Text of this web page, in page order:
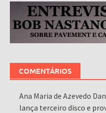
COMENTÁRIOS
Ana Maria de Azevedo
lança terceiro disco e